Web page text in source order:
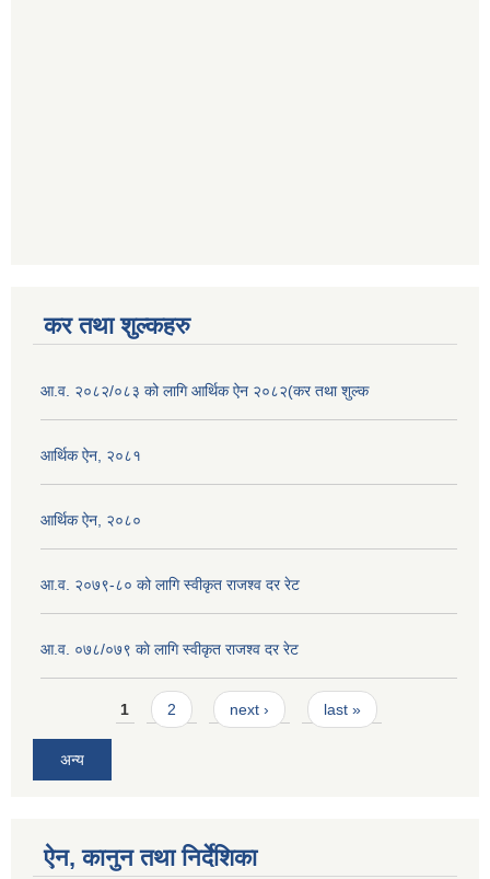
कर तथा शुल्कहरु
आ.व. २०८२/०८३ को लागि आर्थिक ऐन २०८२(कर तथा शुल्क
आर्थिक ऐन, २०८१
आर्थिक ऐन, २०८०
आ.व. २०७९-८० को लागि स्वीकृत राजश्व दर रेट
आ.व. ०७८/०७९ काे लागि स्वीकृत राजश्व दर रेट
Pages1 2 next › last »
अन्य
ऐन, कानुन तथा निर्देशिका